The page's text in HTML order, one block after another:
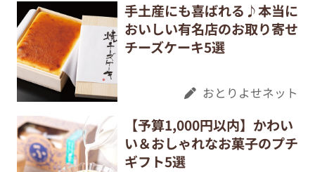
手土産にも喜ばれる♪本当に
おいしい有名店のお取り寄せ
チーズケーキ5選
おとりよせネット
【予算1,000円以内】かわい
い＆おしゃれなお菓子のプチ
ギフト5選